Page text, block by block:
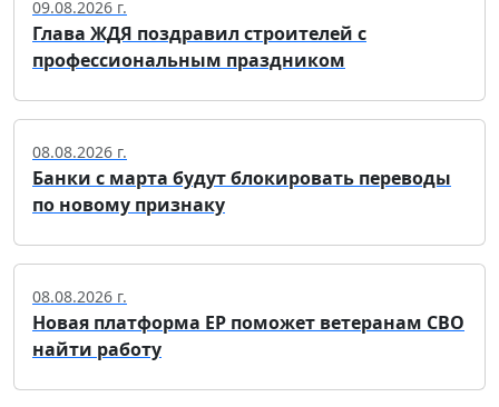
09.08.2026 г.
Глава ЖДЯ поздравил строителей с
профессиональным праздником
08.08.2026 г.
Банки с марта будут блокировать переводы
по новому признаку
08.08.2026 г.
Новая платформа ЕР поможет ветеранам СВО
найти работу